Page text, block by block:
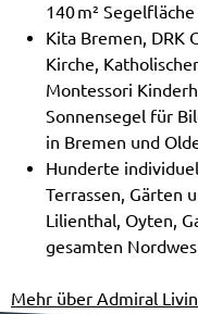
140 m² Segelfläche
Kita Bremen, DRK
Kirche,
Montessori
Sonnensegel für
in Bremen und
Hunderte
Terrassen, Gärten
Lilienthal, Oyten,
gesamten
Mehr über Admiral